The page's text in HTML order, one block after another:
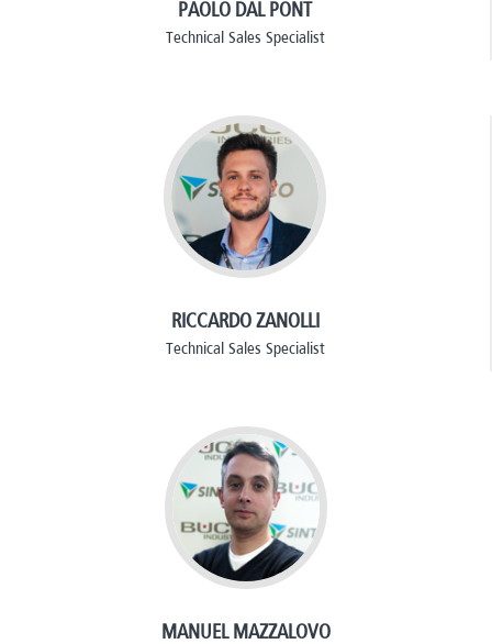
PAOLO DAL PONT
Technical Sales Specialist
RICCARDO ZANOLLI
Technical Sales Specialist
MANUEL MAZZALOVO